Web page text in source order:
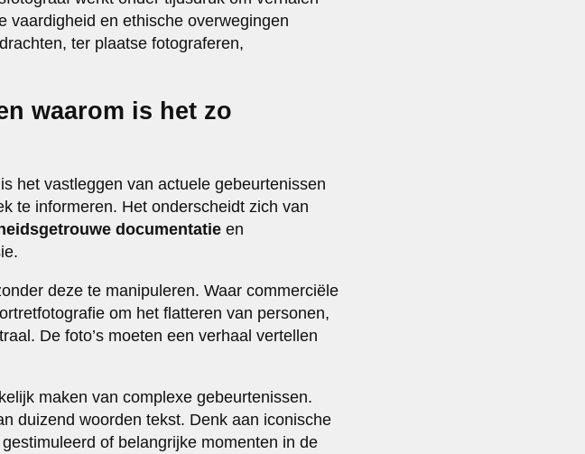
vaardigheid en ethische overwegingen
ter plaatse fotograferen,
waarom is het zo
het vastleggen van actuele gebeurtenissen
te informeren. Het onderscheidt zich van
documentatie en
deze te manipuleren. Waar commerciële
om het flatteren van personen,
De foto’s moeten een verhaal vertellen
maken van complexe gebeurtenissen.
duizend woorden tekst. Denk aan iconische
of belangrijke momenten in de